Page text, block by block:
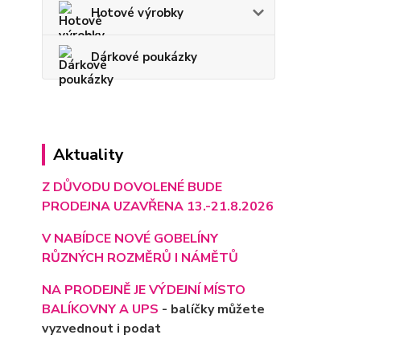
Hotové výrobky
Dárkové poukázky
Aktuality
Z DŮVODU DOVOLENÉ BUDE
PRODEJNA UZAVŘENA 13.-21.8.2026
V NABÍDCE NOVÉ GOBELÍNY
RŮZNÝCH ROZMĚRŮ I NÁMĚTŮ
NA PRODEJNĚ JE VÝDEJNÍ MÍSTO
BALÍKOVNY A UPS - balíčky můžete
vyzvednout i podat